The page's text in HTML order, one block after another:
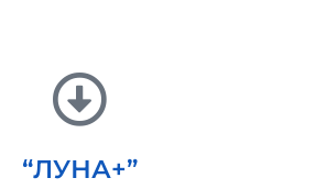
“ЛУНА+”